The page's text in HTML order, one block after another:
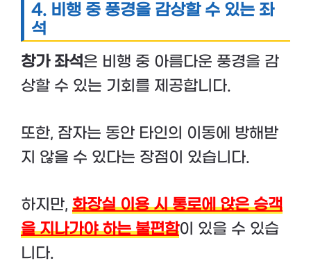
4. 비행 중 풍경을 감상할 수 있는 좌
석
창가 좌석은 비행 중 아름다운 풍경을 감
상할 수 있는 기회를 제공합니다.
또한, 잠자는 동안 타인의 이동에 방해받
지 않을 수 있다는 장점이 있습니다.
하지만, 화장실 이용 시 통로에 앉은 승객
을 지나가야 하는 불편함이 있을 수 있습
니다.